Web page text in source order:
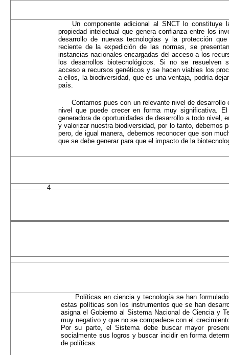
Un componente adicional al SNCT lo
propiedad intelectual que genera confianza entre los
desarrollo de nuevas tecnologías y la protección
reciente de la expedición de las normas, se
instancias nacionales encargadas del acceso a los
los desarrollos biotecnológicos. Si no se resuelven
acceso a recursos genéticos y se hacen viables los
a ellos, la biodiversidad, que es una ventaja, podría
país.
Contamos pues con un relevante nivel de
nivel que puede crecer en forma muy significativa.
generadora de oportunidades de desarrollo a todo nivel,
y valorizar nuestra biodiversidad, por lo tanto, debemos
pero, de igual manera, debemos reconocer que son
que se debe generar para que el impacto de la
4
Políticas en ciencia y tecnología se han
estas políticas son los instrumentos que se han
asigna el Gobierno al Sistema Nacional de Ciencia y
muy negativo y que no se compadece con el
Por su parte, el Sistema debe buscar mayor
socialmente sus logros y buscar incidir en forma
de políticas.